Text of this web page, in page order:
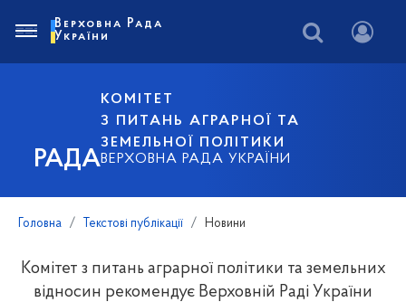
РАДА
КОМІТЕТ
З ПИТАНЬ АГРАРНОЇ ТА
ЗЕМЕЛЬНОЇ ПОЛІТИКИ
ВЕРХОВНА РАДА УКРАЇНИ
Верховна Рада
України
Головна Текстові публікації Новини
Комітет з питань аграрної політики та земельних
відносин рекомендує Верховній Раді України